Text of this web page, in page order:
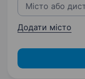
Додати місто